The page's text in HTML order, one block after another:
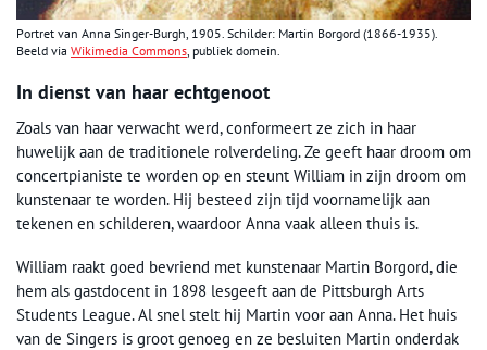
Portret van Anna Singer-Burgh, 1905. Schilder: Martin Borgord (1866-1935).
Beeld via Wikimedia Commons , publiek domein.
In dienst van haar echtgenoot
Zoals van haar verwacht werd, conformeert ze zich in haar
huwelijk aan de traditionele rolverdeling. Ze geeft haar droom om
concertpianiste te worden op en steunt William in zijn droom om
kunstenaar te worden. Hij besteed zijn tijd voornamelijk aan
tekenen en schilderen, waardoor Anna vaak alleen thuis is.
William raakt goed bevriend met kunstenaar Martin Borgord, die
hem als gastdocent in 1898 lesgeeft aan de Pittsburgh Arts
Students League. Al snel stelt hij Martin voor aan Anna. Het huis
van de Singers is groot genoeg en ze besluiten Martin onderdak